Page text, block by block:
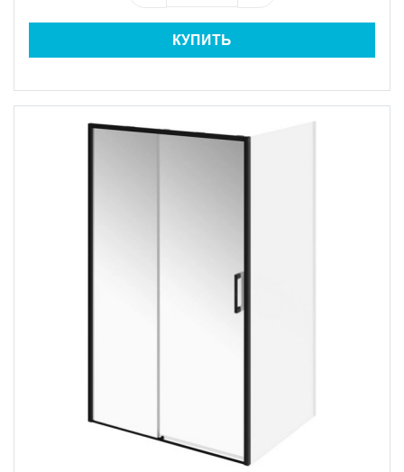
КУПИТЬ